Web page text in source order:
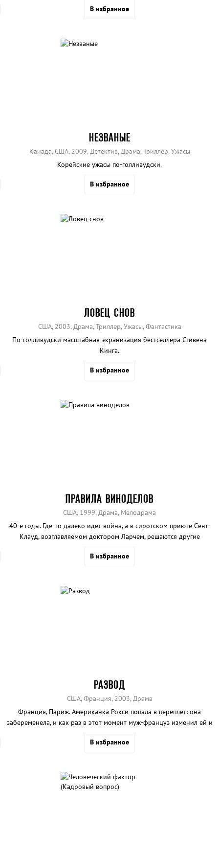
В избранное
НЕЗВАНЫЕ
Канада, США, 2009, Детектив, Драма, Триллер, Ужасы
Корейские ужасы по-голливудски.
В избранное
ЛОВЕЦ СНОВ
США, 2003, Драма, Триллер, Ужасы, Фантастика
По-голливудски масштабная экранизация бестселлера Стивена
Кинга.
В избранное
ПРАВИЛА ВИНОДЕЛОВ
США, 1999, Драма, Мелодрама
40-е годы. Где-то далеко идет война, а в сиротском приюте Сент-
Клауд, возглавляемом доктором Ларчем, решаются другие
В избранное
РАЗВОД
США, Франция, 2003, Драма
Франция, Париж. Американка Рокси попала в переплет: она
забеременела, и как раз в этот момент муж-француз изменил ей и
Изабель. Вместе они дали достойный ответ недостойным
восходящая «звездочка» Наоми Уоттс
В избранное